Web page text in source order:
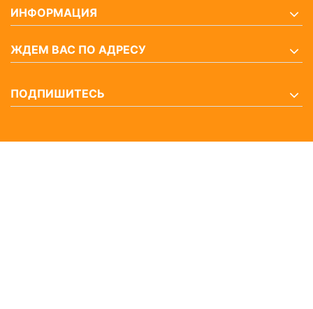
ИНФОРМАЦИЯ
ЖДЕМ ВАС ПО АДРЕСУ
ПОДПИШИТЕСЬ